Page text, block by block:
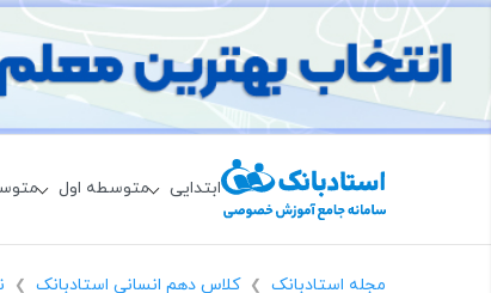
ابتدایی متوسطه اول
مجله استادبانک ❯ کلاس دهم انسانی استادبانک ❯